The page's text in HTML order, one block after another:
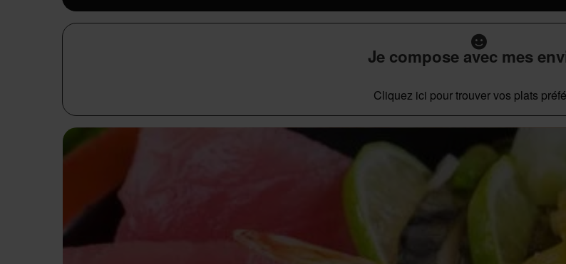
Je compose avec mes
Cliquez ici pour trouver vos plats